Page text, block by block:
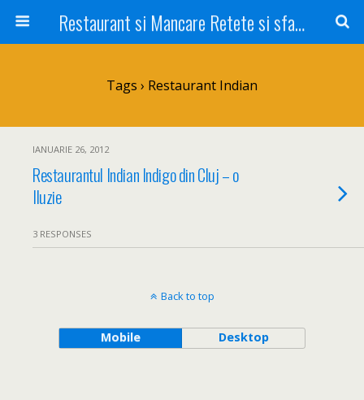
Restaurant si Mancare Retete si sfaturi Picant bun si rapid
Tags › Restaurant Indian
IANUARIE 26, 2012
Restaurantul Indian Indigo din Cluj – o
Iluzie
3 RESPONSES
Back to top
Mobile Desktop